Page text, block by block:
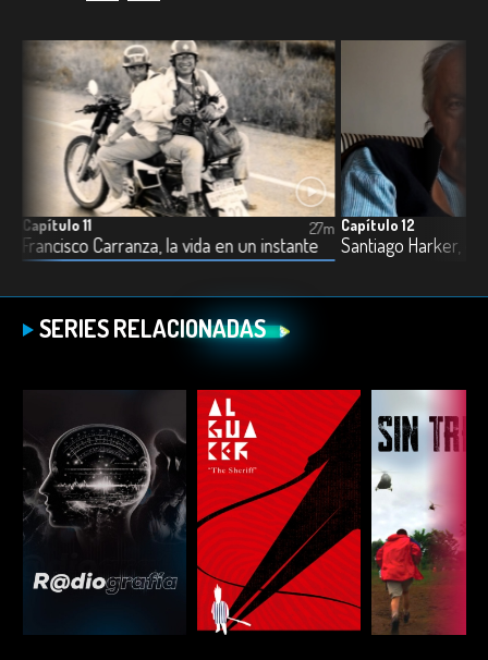
Capítulo 11
Francisco Carranza, la vida en un instante
27m Capítulo 12
Santiago Harker, el
SERIES RELACIONADAS
ESCUCHAR